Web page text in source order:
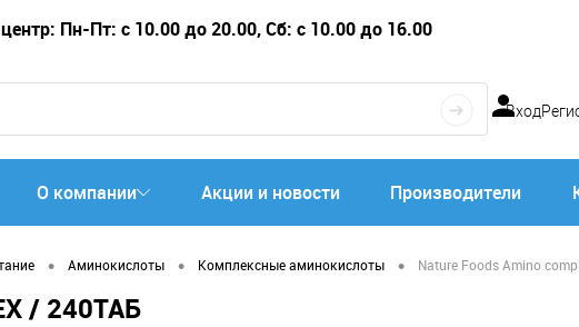
Пн-Пт: с 10.00 до 20.00, Сб: с 10.00 до 16.00
Вход
О компании Акции и новости Производители
• Аминокислоты • Комплексные аминокислоты • Nature Foods Amino
/ 240ТАБ